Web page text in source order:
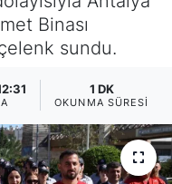
Binası
sundu.
1 DK
OKUNMA SÜRESI